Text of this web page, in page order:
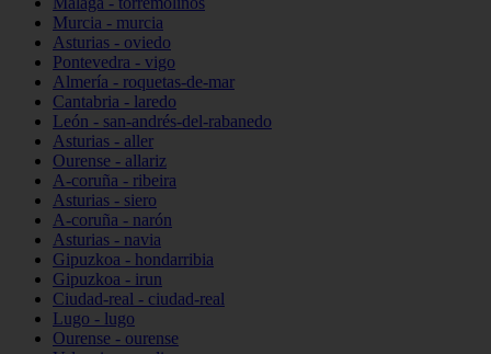
Murcia - murcia
Asturias - oviedo
Pontevedra - vigo
Almería - roquetas-de-mar
Cantabria - laredo
León - san-andrés-del-rabanedo
Asturias - aller
Ourense - allariz
A-coruña - ribeira
Asturias - siero
A-coruña - narón
Asturias - navia
Gipuzkoa - hondarribia
Gipuzkoa - irun
Ciudad-real - ciudad-real
Lugo - lugo
Ourense - ourense